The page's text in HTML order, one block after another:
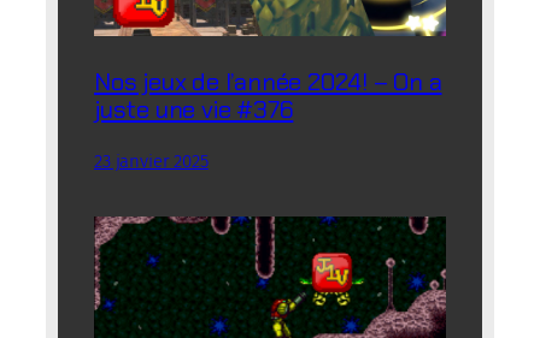
Nos jeux de l’année 2024! – On a
juste une vie #376
23 janvier 2025